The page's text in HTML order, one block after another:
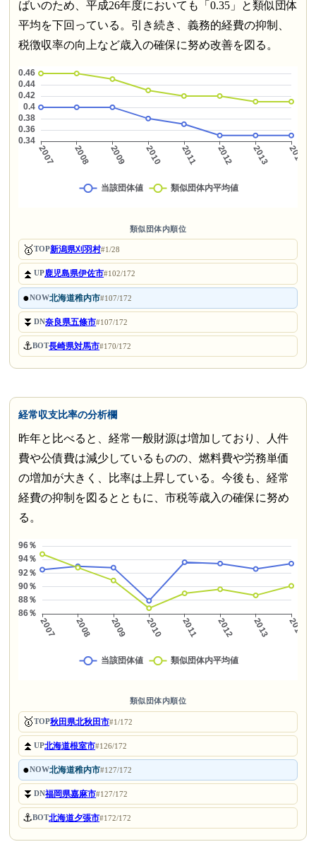
ばいのため、平成26年度においても「0.35」と類似団体
平均を下回っている。引き続き、義務的経費の抑制、
税徴収率の向上など歳入の確保に努め改善を図る。
類似団体内順位
🥇TOP新潟県刈羽村#1/28
⏫UP鹿児島県伊佐市#102/172
●NOW北海道稚内市#107/172
⏬DN奈良県五條市#107/172
⚓BOT長崎県対馬市#170/172
経常収支比率の分析欄
昨年と比べると、経常一般財源は増加しており、人件
費や公債費は減少しているものの、燃料費や労務単価
の増加が大きく、比率は上昇している。今後も、経常
経費の抑制を図るとともに、市税等歳入の確保に努め
る。
類似団体内順位
🥇TOP秋田県北秋田市#1/172
⏫UP北海道根室市#126/172
●NOW北海道稚内市#127/172
⏬DN福岡県嘉麻市#127/172
⚓BOT北海道夕張市#172/172